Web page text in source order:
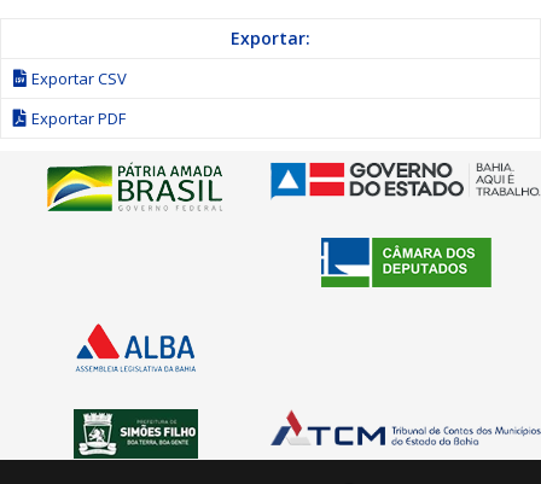
Exportar:
Exportar CSV
Exportar PDF